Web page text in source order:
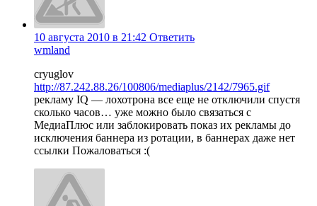
10 августа 2010 в 21:42 Ответить
wmland
cryuglov
http://87.242.88.26/100806/mediaplus/2142/7965.gif
рекламу IQ — лохотрона все еще не отключили спустя
сколько часов… уже можно было связаться с
МедиаПлюс или заблокировать показ их рекламы до
исключения баннера из ротации, в баннерах даже нет
ссылки Пожаловаться :(